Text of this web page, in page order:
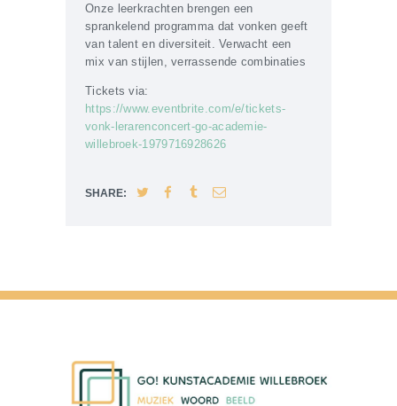
Onze leerkrachten brengen een
sprankelend programma dat vonken geeft
van talent en diversiteit. Verwacht een
mix van stijlen, verrassende combinaties
Tickets via:
https://www.eventbrite.com/e/tickets-
vonk-lerarenconcert-go-academie-
willebroek-1979716928626
SHARE: